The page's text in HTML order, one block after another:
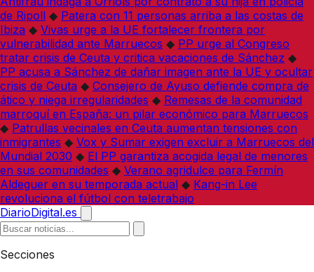
de Ripoll ◆ Patera con 11 personas arriba a las costas de
Ibiza ◆ Vivas urge a la UE fortalecer frontera por
vulnerabilidad ante Marruecos ◆ PP urge al Congreso
tratar crisis de Ceuta y critica vacaciones de Sánchez ◆
PP acusa a Sánchez de dañar imagen ante la UE y ocultar
crisis de Ceuta ◆ Consejero de Ayuso defiende compra de
ático y niega irregularidades ◆ Remesas de la comunidad
marroquí en España: un pilar económico para Marruecos
◆ Patrullas vecinales en Ceuta aumentan tensiones con
inmigrantes ◆ Vox y Sumar exigen excluir a Marruecos del
Mundial 2030 ◆ El PP garantiza acogida legal de menores
en sus comunidades ◆ Verano agridulce para Fermín
Aldeguer en su temporada actual ◆ Kang-in Lee
revoluciona el fútbol con teletrabajo
DiarioDigital.es
Secciones